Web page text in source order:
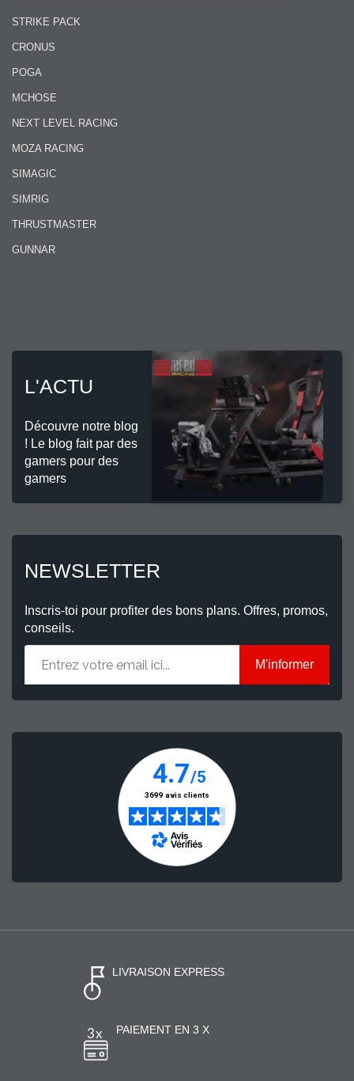
STRIKE PACK
CRONUS
POGA
MCHOSE
NEXT LEVEL RACING
MOZA RACING
SIMAGIC
SIMRIG
THRUSTMASTER
GUNNAR
L'ACTU
Découvre notre blog
! Le blog fait par des
gamers pour des
gamers
NEWSLETTER
Inscris-toi pour profiter des bons plans. Offres, promos,
conseils.
M'informer
LIVRAISON EXPRESS
PAIEMENT EN 3 X